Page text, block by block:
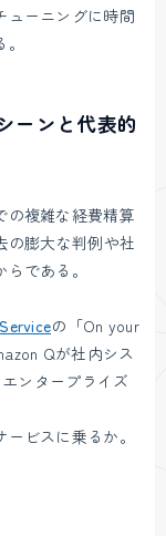
ューニングに時間
ーンと代表的
の複雑な経費精算
の膨大な判例や社
である。
の「On your
Qが社内シス
ンタープライズ
ビスに乗るか。